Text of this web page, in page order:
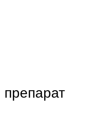
препарат